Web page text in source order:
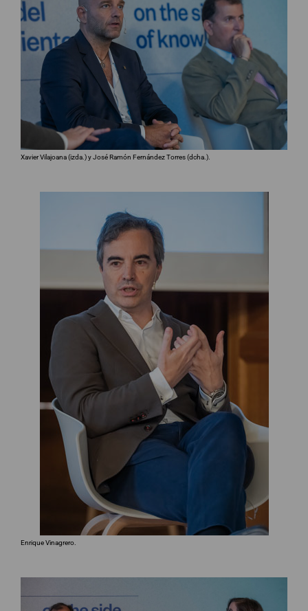
Xavier Vilajoana (izda.) y José Ramón Fernández Torres (dcha.).
Enrique Vinagrero.